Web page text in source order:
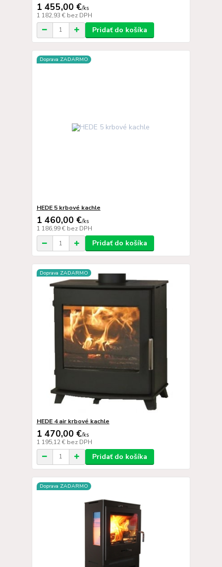
1 455,00 €/ks
1 182,93 € bez DPH
Pridať do košíka
Doprava ZADARMO
HEDE 5 krbové kachle
1 460,00 €/ks
1 186,99 € bez DPH
Pridať do košíka
Doprava ZADARMO
HEDE 4 air krbové kachle
1 470,00 €/ks
1 195,12 € bez DPH
Pridať do košíka
Doprava ZADARMO